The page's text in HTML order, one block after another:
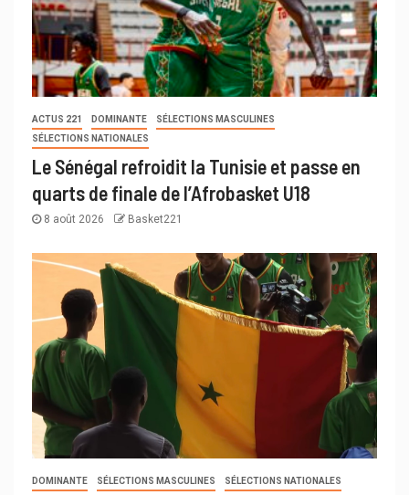
ACTUS 221 DOMINANTE
SÉLECTIONS MASCULINES
SÉLECTIONS NATIONALES
Le Sénégal refroidit la Tunisie et passe en
quarts de finale de l’Afrobasket U18
8 août 2026 Basket221
DOMINANTE SÉLECTIONS MASCULINES SÉLECTIONS NATIONALES